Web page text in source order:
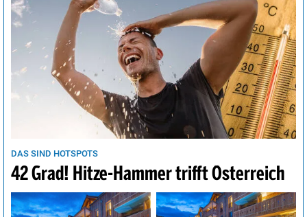
DAS SIND HOTSPOTS
42 Grad! Hitze-Hammer trifft Österreich